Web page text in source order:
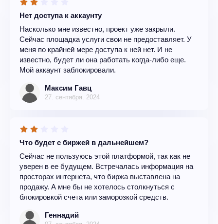
Нет доступа к аккаунту
Насколько мне известно, проект уже закрыли.
Сейчас площадка услуги свои не предоставляет. У
меня по крайней мере доступа к ней нет. И не
известно, будет ли она работать когда-либо еще.
Мой аккаунт заблокировали.
Максим Гавц
27. сентября. 2024
Что будет с биржей в дальнейшем?
Сейчас не пользуюсь этой платформой, так как не
уверен в ее будущем. Встречалась информация на
просторах интернета, что биржа выставлена на
продажу. А мне бы не хотелось столкнуться с
блокировкой счета или заморозкой средств.
Геннадий